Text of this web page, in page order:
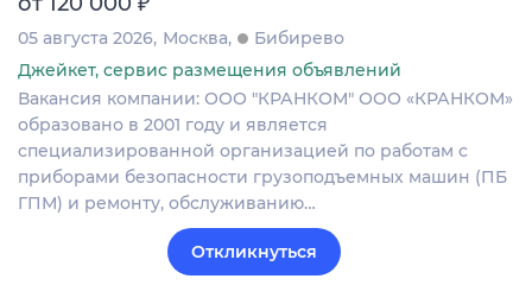
05 августа 2026 Москва
Бибирево
Джейкет, сервис размещения объявлений
Вакансия компании: ООО "КРАНКОМ" ООО «КРАНКОМ»
образовано в 2001 году и является
специализированной организацией по работам с
приборами безопасности грузоподъемных машин (ПБ
ГПМ) и ремонту, обслуживанию…
Откликнуться